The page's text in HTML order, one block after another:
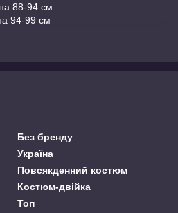
88-94 см
94-99 см
Без бренду
Україна
Повсякденний костюм
Костюм-двійка
Топ